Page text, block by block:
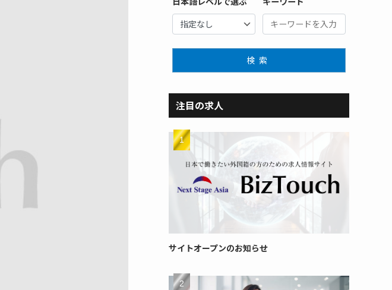
検索
注目の求人
サイトオープンのお知らせ